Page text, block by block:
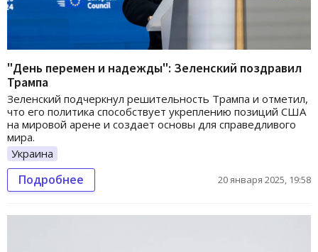
"День перемен и надежды": Зеленский поздравил
Трампа
Зеленский подчеркнул решительность Трампа и отметил,
что его политика способствует укреплению позиций США
на мировой арене и создает основы для справедливого
мира.
Украина
Подробнее 20 января 2025, 19:58